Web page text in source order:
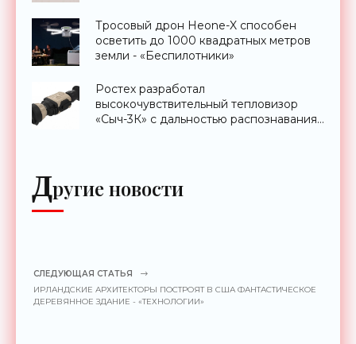
Тросовый дрон Heone-X способен
осветить до 1000 квадратных метров
земли - «Беспилотники»
Ростех разработал
высокочувствительный тепловизор
«Сыч-3К» с дальностью распознавания
Другие новости
СЛЕДУЮЩАЯ СТАТЬЯ
ИРЛАНДСКИЕ АРХИТЕКТОРЫ ПОСТРОЯТ В США ФАНТАСТИЧЕСКОЕ
ДЕРЕВЯННОЕ ЗДАНИЕ - «ТЕХНОЛОГИИ»